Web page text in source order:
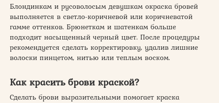
Блондинкам и русоволосым девушкам окраска бровей
выполняется в светло-коричневой или коричневатой
гамме оттенков. Брюнеткам и шатенкам больше
подходит насыщенный черный цвет. После процедуры
рекомендуется сделать корректировку, удалив лишние
волоски пинцетом, нитью или теплым воском.
Как красить брови краской?
Сделать брови выразительными помогает краска